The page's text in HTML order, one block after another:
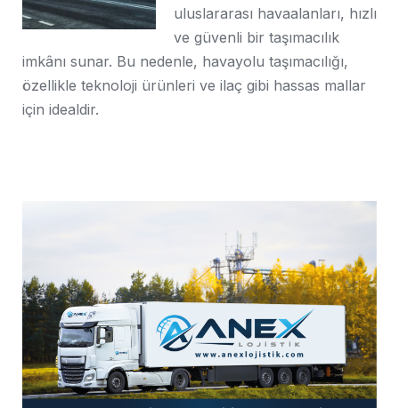
uluslararası havaalanları, hızlı
ve güvenli bir taşımacılık
imkânı sunar. Bu nedenle, havayolu taşımacılığı,
özellikle teknoloji ürünleri ve ilaç gibi hassas mallar
için idealdir.